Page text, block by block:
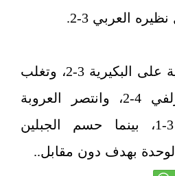
العربي 3-2.
كما فاز الدرعية على البكيرية 3-2، وتغلب
العلا على الزلفي 4-2، وانتصر العروبة
على الأنوار 3-1، بينما حسم الجبلين
بهدف دون مقابل..